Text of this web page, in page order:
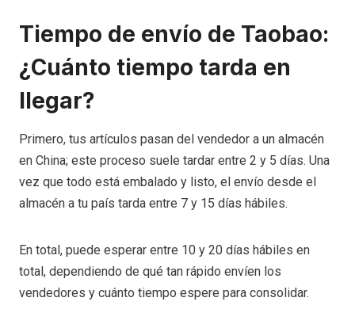
Tiempo de envío de Taobao:
¿Cuánto tiempo tarda en
llegar?
Primero, tus artículos pasan del vendedor a un almacén
en China; este proceso suele tardar entre 2 y 5 días. Una
vez que todo está embalado y listo, el envío desde el
almacén a tu país tarda entre 7 y 15 días hábiles.
En total, puede esperar entre 10 y 20 días hábiles en
total, dependiendo de qué tan rápido envíen los
vendedores y cuánto tiempo espere para consolidar.